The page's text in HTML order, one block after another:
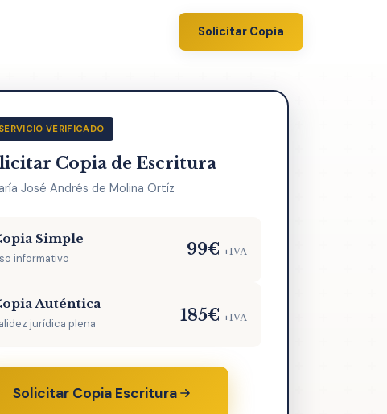
Solicitar Copia
VERIFICADO
Copia de Escritura
José Andrés de Molina Ortíz
Simple
informativo 99€ +IVA
Auténtica
jurídica plena 185€ +IVA
Solicitar Copia Escritura